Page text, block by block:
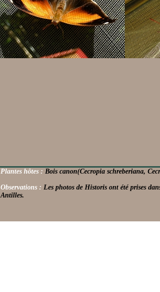
Plantes hôtes : Bois canon(Cecropia schreberiana,
Observations : Les photos de Historis ont été prises
Antilles.